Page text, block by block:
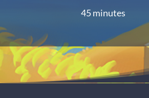
45 minutes